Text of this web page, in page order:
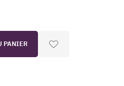
PANIER